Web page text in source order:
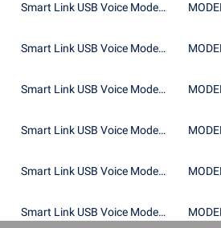
Smart Link USB Voice Modem Wave Device
Smart Link USB Voice Modem Wave Device
Smart Link USB Voice Modem Wave Device
Smart Link USB Voice Modem Wave Device
Smart Link USB Voice Modem Wave Device
Smart Link USB Voice Modem Wave Device